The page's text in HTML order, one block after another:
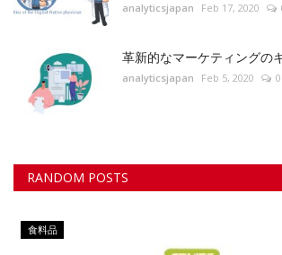
analyticsjapan Feb 17, 2020
革新的なマーケティングの
analyticsjapan Feb 5, 2020 0
RANDOM POSTS
機械学習
機械学習のワークフロー